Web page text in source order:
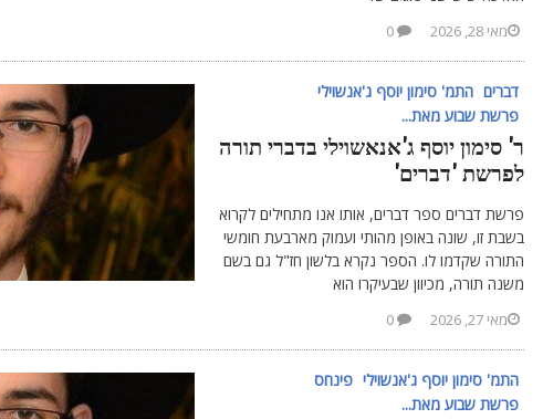
מאי 28, 2026
דברים התמ' סימון יוסף ג'אנשוילי
פרשת שבוע מאת...
ר' סימון יוסף ג'אנאשוילי בדברי תורה
לפרשת 'דברים'
פרשת דברים ספר דברים, אותו אנו מתחילים לקרוא
בשבת זו, שונה באופן מהותי ועמוק מארבעת חומשי
התורה שקדמו לו. הספר נקרא בלשון חז"ל גם בשם
משנה תורה, מכיוון שבעיקרו הוא
מאי 27, 2026
התמ' סימון יוסף ג'אנשוילי פינחס
פרשת שבוע מאת...